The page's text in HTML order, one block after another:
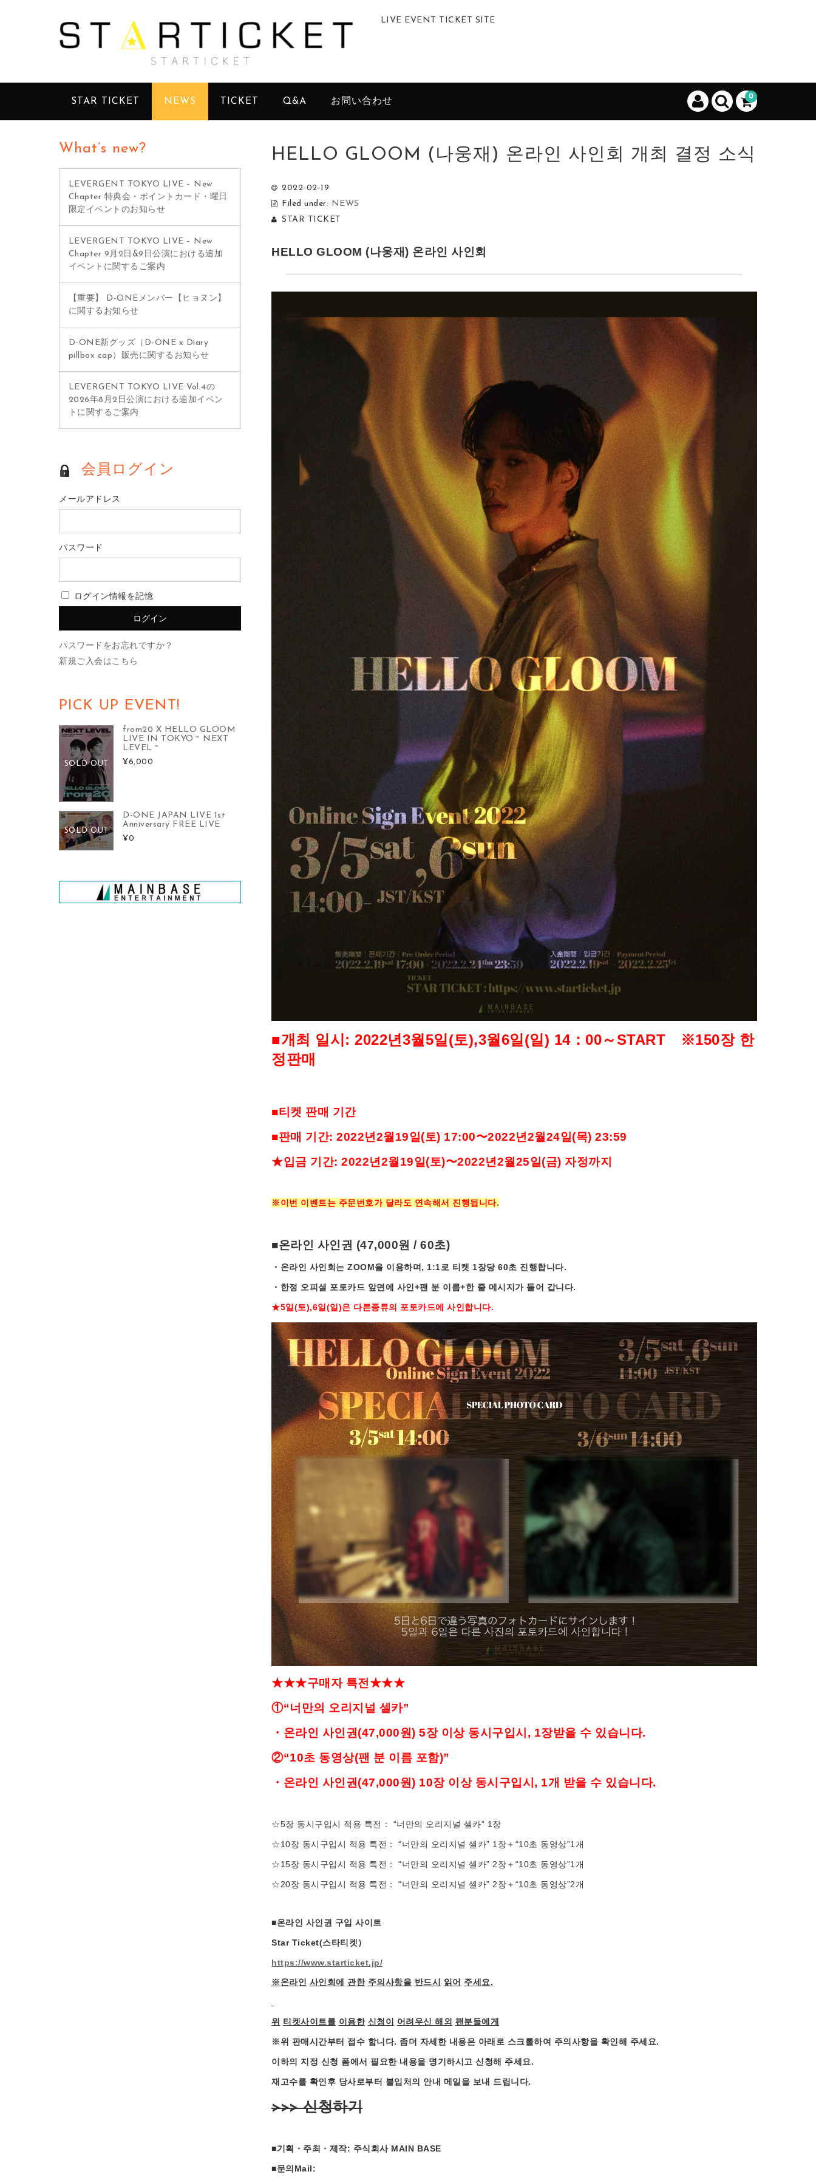
LIVE EVENT TICKET SITE
0
STAR TICKET NEWS TICKET Q&A お問い合わせ
HELLO GLOOM (나웅재) 온라인 사인회 개최 결정 소식
2022-02-19
Filed under: NEWS
STAR TICKET
HELLO GLOOM (나웅재) 온라인 사인회
■개최 일시 : 2022년3월5일(토),3월6일(일) 14： 00～START ※150장 한
정판매
■티켓 판매 기간
■판매 기간: 2022년 2월19일 (토) 17:00〜2022년 2월24일 (목) 23:59
★입금 기간: 2022년 2월19일 (토)〜2022년 2월25일 (금) 자정까지
※이번 이벤트는 주문번호가 달라도 연속해서 진행됩니다.
■온라인 사인권 (47,000원 / 60초)
・ 온라인 사인회는 ZOOM을 이용하며 , 1:1로 티켓 1장당 60초 진행합니다.
・ 한정 오피셜 포토카드 앞면에 사인+팬 분 이름+한 줄 메시지가 들어 갑니다.
★5일(토),6일(일)은 다른종류의 포토카드에 사인합니다.
★★★구매자 특전★★★
①“너만의 오리지널 셀카”
・ 온라인 사인권 (47,000원) 5장 이상 동시구입시 , 1장받을 수 있습니다.
②“10초 동영상(팬 분 이름 포함)”
・ 온라인 사인권 (47,000원) 10장 이상 동시구입시 , 1개 받을 수 있습니다.
☆5장 동시구입시 적용 특전： “너만의 오리지널 셀카” 1장
☆10장 동시구입시 적용 특전： “너만의 오리지널 셀카” 1장＋“10초 동영상”1개
☆15장 동시구입시 적용 특전： “너만의 오리지널 셀카” 2장＋“10초 동영상”1개
☆20장 동시구입시 적용 특전： “너만의 오리지널 셀카” 2장＋“10초 동영상”2개
■온라인 사인권 구입 사이트
Star Ticket(스타티켓）
https://www.starticket.jp/
※온라인 사인회에 관한 주의사항을 반드시 읽어 주세요.
위 티켓사이트를 이용한 신청이 어려우신 해외 팬분들에게
※위 판매시간부터 접수 합니다. 좀더 자세한 내용은 아래로 스크롤하여 주의사항을 확인해 주세요.
이하의 지정 신청 폼에서 필요한 내용을 명기하시고 신청해 주세요.
재고수를 확인후 당사로부터 불입처의 안내 메일을 보내 드립니다.
>>> 신청하기
■기획 ・ 주최 ・ 제작: 주식회사MAIN BASE
■문의 Mail:
What’s new?
LEVERGENT TOKYO LIVE – New
Chapter 特典会・ポイントカード・曜日
限定イベントのお知らせ
LEVERGENT TOKYO LIVE – New
Chapter 9月2日&9日公演における追加
イベントに関するご案内
【重要】 D-ONEメンバー【ヒョヌン】
に関するお知らせ
D-ONE新グッズ（D-ONE x Diary
pillbox cap）販売に関するお知らせ
LEVERGENT TOKYO LIVE Vol.4の
2026年8月2日公演における追加イベン
トに関するご案内
会員ログイン
メールアドレス
パスワード
ログイン情報を記憶
パスワードをお忘れですか？
新規ご入会はこちら
PICK UP EVENT!
SOLD OUT
from20 X HELLO GLOOM
LIVE IN TOKYO ~ NEXT
LEVEL ~
¥6,000
SOLD OUT
D-ONE JAPAN LIVE 1st
Anniversary FREE LIVE
¥0